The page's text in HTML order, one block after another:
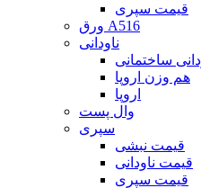
قیمت سپری
ورق A516
ناودانی
ساختمانی
هم وزن اروپا
اروپا
وال پست
سپری
قیمت نبشی
قیمت ناودانی
قیمت سپری